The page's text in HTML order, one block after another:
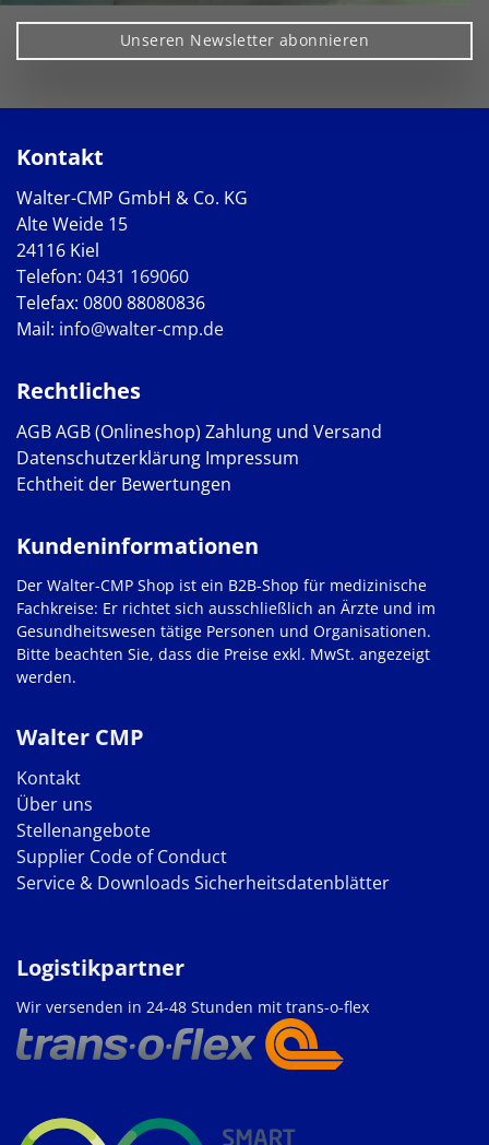
Unseren Newsletter abonnieren
Kontakt
Walter-CMP GmbH & Co. KG
Alte Weide 15
24116 Kiel
Telefon: 0431 169060
Telefax: 0800 88080836
Mail: info@walter-cmp.de
Rechtliches
AGBAGB (Onlineshop) Zahlung und Versand
Datenschutzerklärung Impressum
Echtheit der Bewertungen
Walter CMP
Kontakt
Über uns
Stellenangebote
Supplier Code of Conduct
Service & Downloads Sicherheitsdatenblätter
Kundeninformationen
Der Walter-CMP Shop ist ein B2B-Shop für medizinische
Fachkreise: Er richtet sich ausschließlich an Ärzte und im
Gesundheitswesen tätige Personen und Organisationen.
Bitte beachten Sie, dass die Preise exkl. MwSt. angezeigt
werden.
Logistikpartner
Wir versenden in 24-48 Stunden mit trans-o-flex